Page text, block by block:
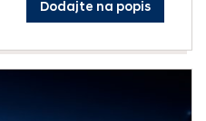
Dodajte na popis